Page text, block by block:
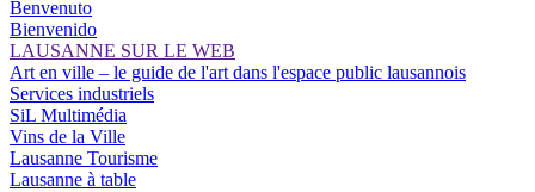
Benvenuto
Bienvenido
LAUSANNE SUR LE WEB
Art en ville – le guide de l'art dans l'espace public lausannois
Services industriels
SiL Multimédia
Vins de la Ville
Lausanne Tourisme
Lausanne à table